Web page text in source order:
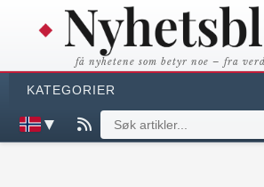
få nyhetene som betyr noe – fra
KATEGORIER
▼